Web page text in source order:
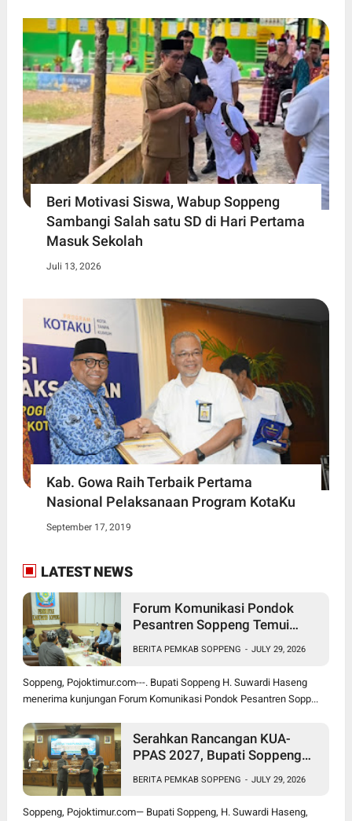
Beri Motivasi Siswa, Wabup Soppeng
Sambangi Salah satu SD di Hari Pertama
Masuk Sekolah
Juli 13, 2026
Kab. Gowa Raih Terbaik Pertama
Nasional Pelaksanaan Program KotaKu
September 17, 2019
LATEST NEWS
Forum Komunikasi Pondok
Pesantren Soppeng Temui
BERITA PEMKAB SOPPENG - JULY 29, 2026
Soppeng, Pojoktimur.com---. Bupati Soppeng H. Suwardi Haseng
menerima kunjungan Forum Komunikasi Pondok Pesantren Sopp...
Serahkan Rancangan KUA-
PPAS 2027, Bupati Soppeng
Tengah Tekanan Fiskal
BERITA PEMKAB SOPPENG - JULY 29, 2026
Soppeng, Pojoktimur.com— Bupati Soppeng, H. Suwardi Haseng,